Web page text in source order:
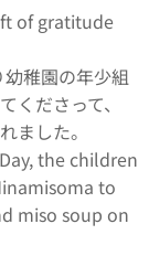
of gratitude
稚園の年少組
くださって、
ました。
the children
to
miso soup on